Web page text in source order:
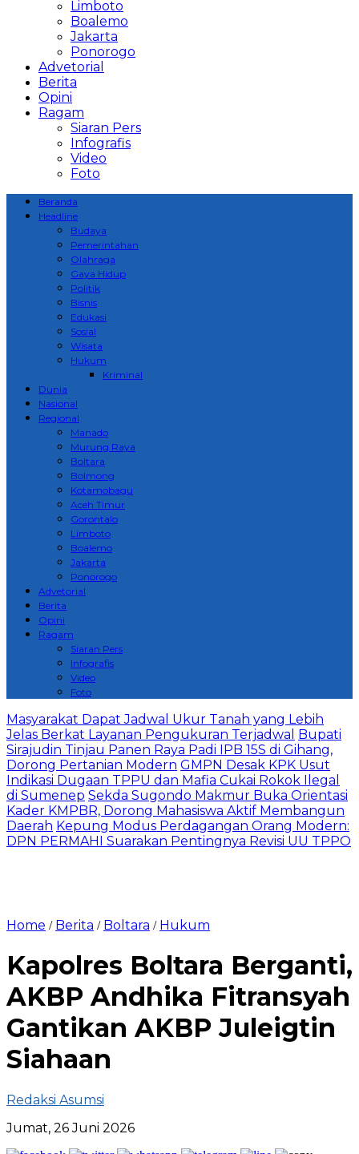
Limboto
Boalemo
Jakarta
Ponorogo
Advetorial
Berita
Opini
Ragam
Siaran Pers
Infografis
Video
Foto
Beranda
Headline
Budaya
Pemerintahan
Olahraga
Gaya Hidup
Politik
Bisnis
Edukasi
Sosial
Wisata
Hukum
Kriminal
Dunia
Nasional
Regional
Manado
Murung Raya
Boltara
Bolmong
Kotamobagu
Aceh Timur
Gorontalo
Limboto
Boalemo
Jakarta
Ponorogo
Advetorial
Berita
Opini
Ragam
Siaran Pers
Infografis
Video
Foto
Masyarakat Dapat Jadwal Ukur Tanah yang Lebih
Jelas Berkat Layanan Pengukuran Terjadwal Bupati
Sirajudin Tinjau Panen Raya Padi IPB 15S di Gihang,
Dorong Pertanian Modern GMPN Desak KPK Usut
Indikasi Dugaan TPPU dan Mafia Cukai Rokok Ilegal
di Sumenep Sekda Sugondo Makmur Buka Orientasi
Kader KMPBR, Dorong Mahasiswa Aktif Membangun
Daerah Kepung Modus Perdagangan Orang Modern:
DPN PERMAHI Suarakan Pentingnya Revisi UU TPPO
Home / Berita / Boltara / Hukum
‎Kapolres Boltara Berganti,
AKBP Andhika Fitransyah
Gantikan AKBP Juleigtin
Siahaan
Redaksi Asumsi
Jumat, 26 Juni 2026